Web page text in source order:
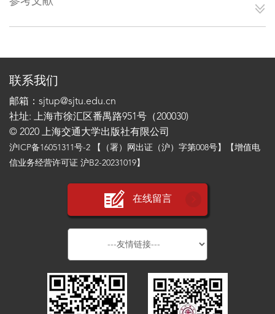
联系我们
邮箱：sjtup@sjtu.edu.cn
社址: 上海市徐汇区番禺路951号（200030)
© 2020 上海交通大学出版社有限公司
沪ICP备16051311号-2 【（署）网出证（沪）字第008号】【增值电
信业务经营许可证 沪B2-20231019】
在线留言